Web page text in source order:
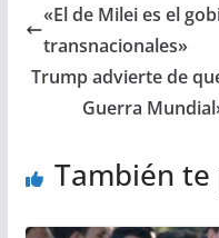
«El de Milei es el
transnacionales»
Trump advierte de
Guerra
También